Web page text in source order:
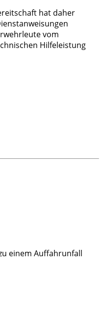
hat daher
vom
Hilfeleistung
einem Auffahrunfall